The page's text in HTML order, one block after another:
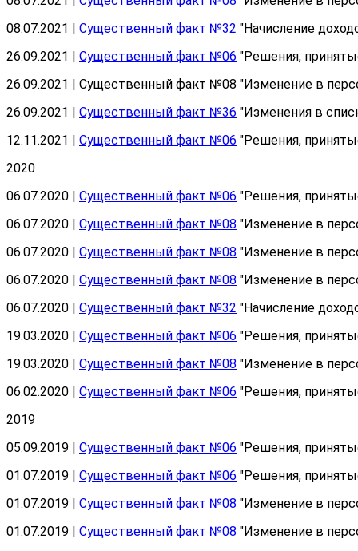
08.07.2021 | Существенный факт №32 "Начисление
26.09.2021 | Существенный факт №06 "Решения,
26.09.2021 | Существенный факт №08 "Изменение в
26.09.2021 | Существенный факт №36 "Изменения в
12.11.2021 | Существенный факт №06 "Решения,
2020
06.07.2020 | Существенный факт №06 "Решения,
06.07.2020 | Существенный факт №08 "Изменение в
06.07.2020 | Существенный факт №08 "Изменение в
06.07.2020 | Существенный факт №08 "Изменение в
06.07.2020 | Существенный факт №32 "Начисление
19.03.2020 | Существенный факт №06 "Решения,
19.03.2020 | Существенный факт №08 "Изменение в
06.02.2020 | Существенный факт №06 "Решения,
2019
05.09.2019 | Существенный факт №06 "Решения,
01.07.2019 | Существенный факт №06 "Решения,
01.07.2019 | Существенный факт №08 "Изменение в
01.07.2019 | Существенный факт №08 "Изменение в